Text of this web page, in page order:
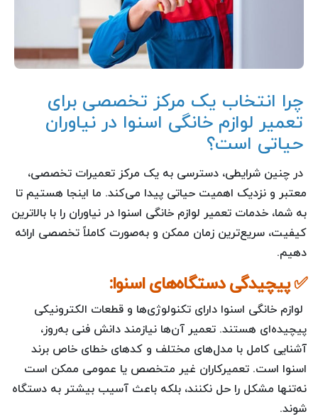
چرا انتخاب یک مرکز تخصصی برای
تعمیر لوازم خانگی اسنوا در نیاوران
حیاتی است؟
در چنین شرایطی، دسترسی به یک مرکز تعمیرات تخصصی،
معتبر و نزدیک اهمیت حیاتی پیدا می‌کند. ما اینجا هستیم تا
به شما، خدمات تعمیر لوازم خانگی اسنوا در نیاوران را با بالاترین
کیفیت، سریع‌ترین زمان ممکن و به‌صورت کاملاً تخصصی ارائه
دهیم.
✅پیچیدگی دستگاه‌های اسنوا:
لوازم خانگی اسنوا دارای تکنولوژی‌ها و قطعات الکترونیکی
پیچیده‌ای هستند. تعمیر آن‌ها نیازمند دانش فنی به‌روز،
آشنایی کامل با مدل‌های مختلف و کدهای خطای خاص برند
اسنوا است. تعمیرکاران غیر متخصص یا عمومی ممکن است
نه‌تنها مشکل را حل نکنند، بلکه باعث آسیب بیشتر به دستگاه
شوند.